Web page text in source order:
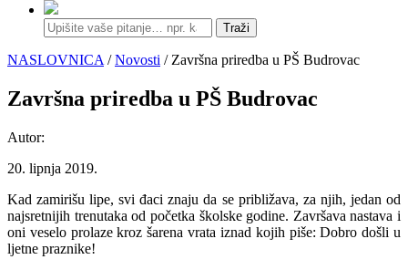
Traži
NASLOVNICA /Novosti / Završna priredba u PŠ Budrovac
Završna priredba u PŠ Budrovac
Autor:
20. lipnja 2019.
Kad zamirišu lipe, svi đaci znaju da se približava, za njih, jedan od
najsretnijih trenutaka od početka školske godine. Završava nastava i
oni veselo prolaze kroz šarena vrata iznad kojih piše: Dobro došli u
ljetne praznike!